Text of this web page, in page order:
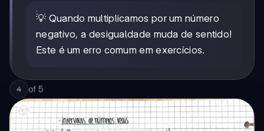
💡 Quando multiplicamos por um número
negativo, a desigualdade muda de sentido!
Este é um erro comum em exercícios.
4 of 5